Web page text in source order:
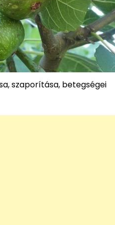
szaporítása, betegségei